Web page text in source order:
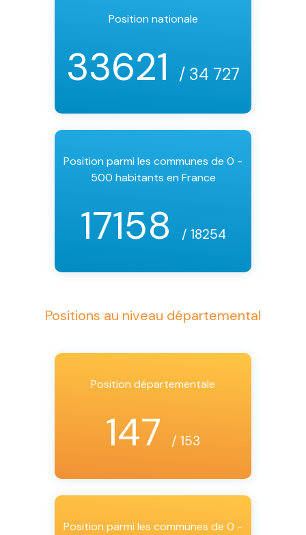
Position nationale
33621 / 34 727
Position parmi les communes de 0 -
500 habitants en France
17158 / 18254
Positions au niveau départemental
Position départementale
147 / 153
Position parmi les communes de 0 -